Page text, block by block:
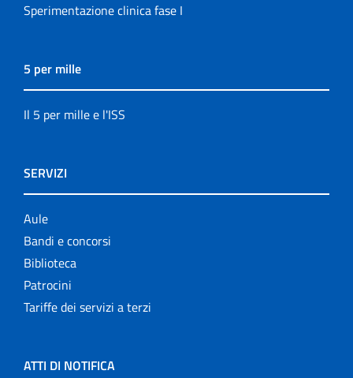
Sperimentazione clinica fase I
5 per mille
Il 5 per mille e l'ISS
SERVIZI
Aule
Bandi e concorsi
Biblioteca
Patrocini
Tariffe dei servizi a terzi
ATTI DI NOTIFICA